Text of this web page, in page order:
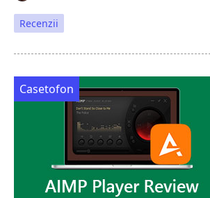
Recenzii
Casetofon